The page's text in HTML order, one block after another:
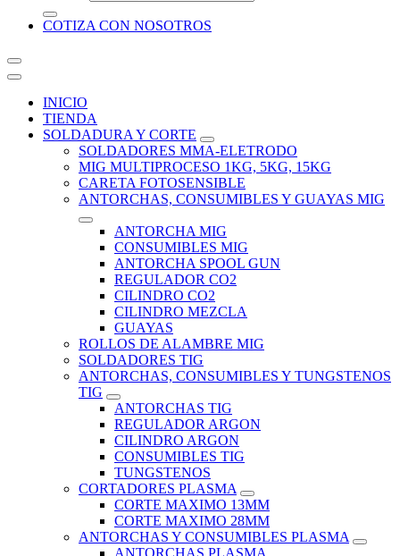
COTIZA CON NOSOTROS
INICIO
TIENDA
SOLDADURA Y CORTE
SOLDADORES MMA-ELETRODO
MIG MULTIPROCESO 1KG, 5KG, 15KG
CARETA FOTOSENSIBLE
ANTORCHAS, CONSUMIBLES Y GUAYAS MIG
ANTORCHA MIG
CONSUMIBLES MIG
ANTORCHA SPOOL GUN
REGULADOR CO2
CILINDRO CO2
CILINDRO MEZCLA
GUAYAS
ROLLOS DE ALAMBRE MIG
SOLDADORES TIG
ANTORCHAS, CONSUMIBLES Y TUNGSTENOS
TIG
ANTORCHAS TIG
REGULADOR ARGON
CILINDRO ARGON
CONSUMIBLES TIG
TUNGSTENOS
CORTADORES PLASMA
CORTE MAXIMO 13MM
CORTE MAXIMO 28MM
ANTORCHAS Y CONSUMIBLES PLASMA
ANTORCHAS PLASMA